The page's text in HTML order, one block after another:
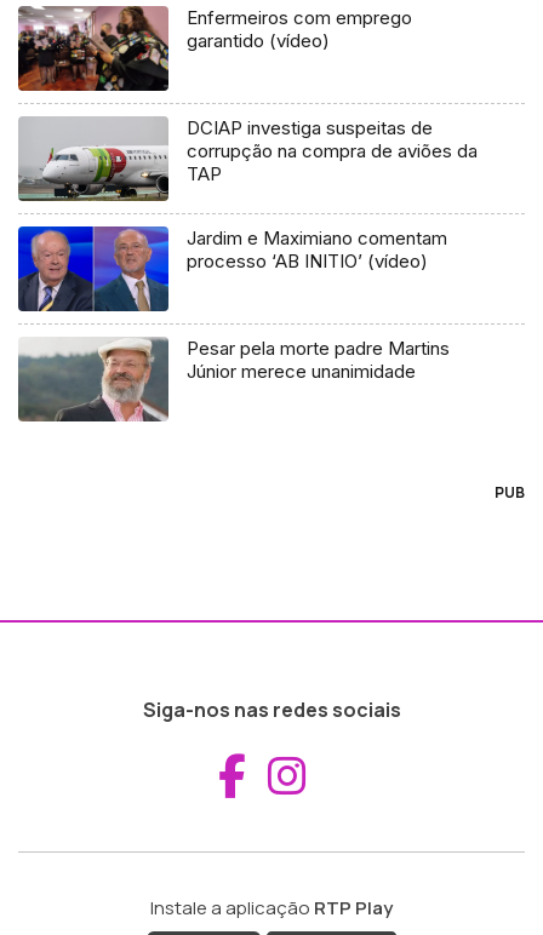
Enfermeiros com emprego
garantido (vídeo)
DCIAP investiga suspeitas de
corrupção na compra de aviões da
TAP
Jardim e Maximiano comentam
processo ‘AB INITIO’ (vídeo)
Pesar pela morte padre Martins
Júnior merece unanimidade
PUB
Siga-nos nas redes sociais
Aceder ao
Instale a aplicação RTP Play